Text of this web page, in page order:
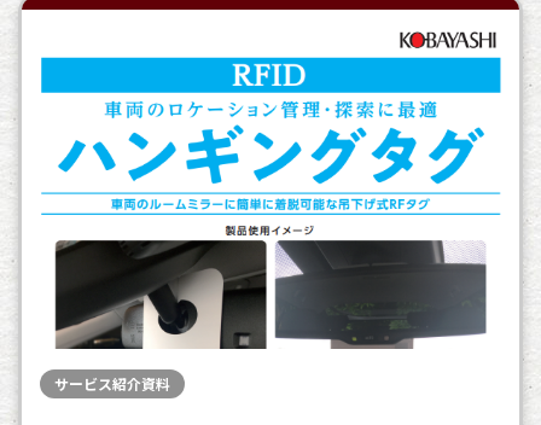
サービス紹介資料